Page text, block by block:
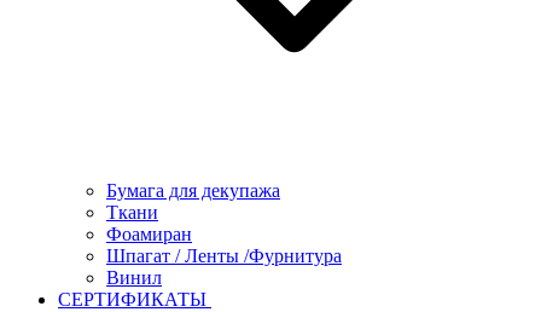
Бумага для декупажа
Ткани
Фоамиран
Шпагат / Ленты /Фурнитура
Винил
СЕРТИФИКАТЫ